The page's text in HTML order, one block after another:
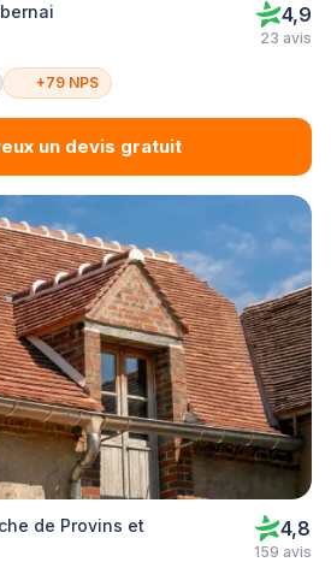
4,9
23 avis
+79 NPS
un devis gratuit
de Provins et
4,8
159 avis